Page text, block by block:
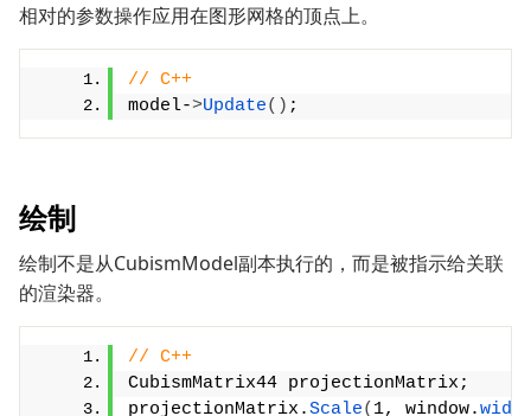
相对的参数操作应用在图形网格的顶点上。
// C++
model->Update() ;
绘制
绘制不是从CubismModel副本执行的，而是被指示给关联
的渲染器。
// C++
CubismMatrix44 projectionMatrix;
projectionMatrix.Scale( 1, window.